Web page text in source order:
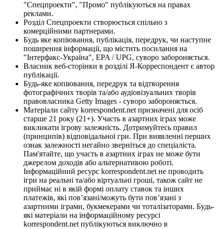
"Спецпроекти", "Промо" публікуються на правах
реклами.
Розділ Спецпроекти створюється спільно з
комерційними партнерами.
Будь яке копіювання, публікація, передрук, чи наступне
поширення інформації, що містить посилання на
"Інтерфакс-Україна", EPA / UPG, суворо забороняється.
Власник веб-сторінки в розділі Я-Корреспондент є автор
публікації.
Будь-яке копіювання, передрук та відтворення
фотографічних творів та/або аудіовізуальних творів
правовласника Getty Images - суворо забороняється.
Матеріали сайту korrespondent.net призначені для осіб
старше 21 року (21+). Участь в азартних іграх може
викликати ігрову залежність. Дотримуйтесь правил
(принципів) відповідальної гри. При виявленні перших
ознак залежності негайно зверніться до спеціаліста.
Пам'ятайте, що участь в азартних іграх не може бути
джерелом доходів або альтернативою роботі.
Інформаційний ресурс korrespondent.net не проводить
ігри на реальні та/або віртуальні гроші, також сайт не
приймає ні в якій формі оплату ставок та інших
платежів, які пов’язані/можуть бути пов’язані з
азартними іграми, букмекерами чи тоталізаторами. Будь-
які матеріали на інформаційному ресурсі
korrespondent.net публікуються виключно в